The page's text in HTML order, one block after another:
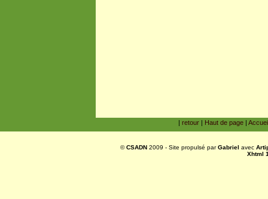
| retour | Haut de page |
©CSADN2009 - Site propulsé parGabriel avec
Xhtml